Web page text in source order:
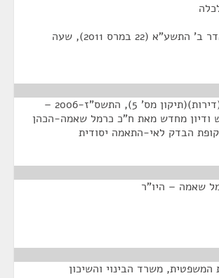
יום שלישי, ט"ז אדר ב' התשע"א (22 במרס 2011), שעה
הצעת חוק המכר (דירות)(תיקון מס' 5), התשס"ז-2006 –
ודיון מחדש מאת ח"כ כרמל שאמה-הכהן
שאמה – היו"ר
המשפטית, משרד הבינוי והשיכון